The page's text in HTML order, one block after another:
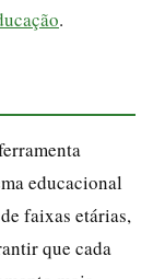
.
educacional
faixas etárias,
que cada